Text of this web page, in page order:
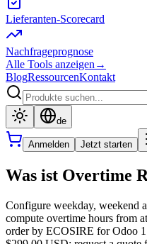
Lieferanten-Scorecard
Nachfrageprognose
Alle Tools anzeigen →
BlogRessourcenKontakt
de
Anmelden Jetzt starten
Was ist Overtime
Configure weekday, weekend
compute overtime hours from
order by ECOSIRE for Odoo